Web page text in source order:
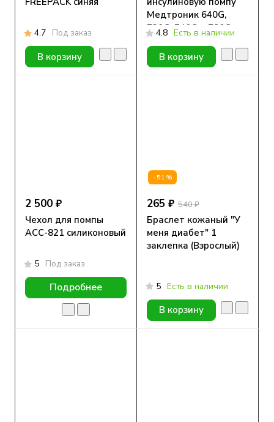
4.7 Под заказ
В корзину
Медтроник 640G,
720G, 740G и 780G
4.8 Есть в наличии
В корзину
2 500 ₽
Чехол для помпы
АСС-821 силиконовый
5 Под заказ
Подробнее
-51%
265 ₽ 540 ₽
Браслет кожаный "У
меня диабет" 1
заклепка (Взрослый)
5 Есть в наличии
В корзину